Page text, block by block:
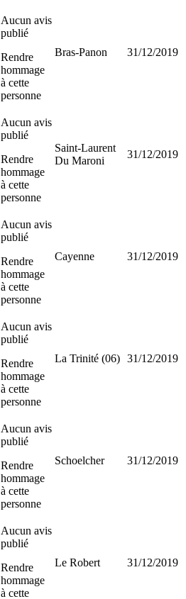
Aucun avis
publié
Rendre
hommage
à cette
personne
Bras-Panon 31/12/2019
Aucun avis
publié
Rendre
hommage
à cette
personne
Saint-Laurent
Du Maroni
31/12/2019
Aucun avis
publié
Rendre
hommage
à cette
personne
Cayenne 31/12/2019
Aucun avis
publié
Rendre
hommage
à cette
personne
La Trinité (06) 31/12/2019
Aucun avis
publié
Rendre
hommage
à cette
personne
Schoelcher 31/12/2019
Aucun avis
publié
Rendre
hommage
à cette
Le Robert 31/12/2019